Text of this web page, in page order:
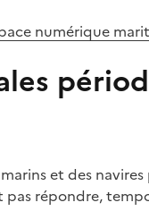
numérique
et des
pas répondre,